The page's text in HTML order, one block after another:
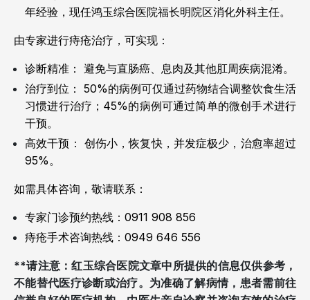
年经验，现任鸿玉综合医院福长明院区消化外科主任。
由专家进行痔疮治疗，可实现：
诊断精准： 避免与直肠癌、息肉及其他肛周疾病混淆。
治疗到位： 50%的病例可仅通过药物结合调整饮食生活
习惯进行治疗；45%的病例可通过简单的微创手术进行
干预。
高效干预： 创伤小，恢复快，并发症极少，治愈率超过
95%。
如需具体咨询，敬请联系：
专家门诊预约热线：0911 908 856
痔疮手术咨询热线：0949 646 556
**请注意：红玉综合医院文章中所提供的信息仅供参考，
不能替代医疗诊断或治疗。为准确了解病情，患者需前往